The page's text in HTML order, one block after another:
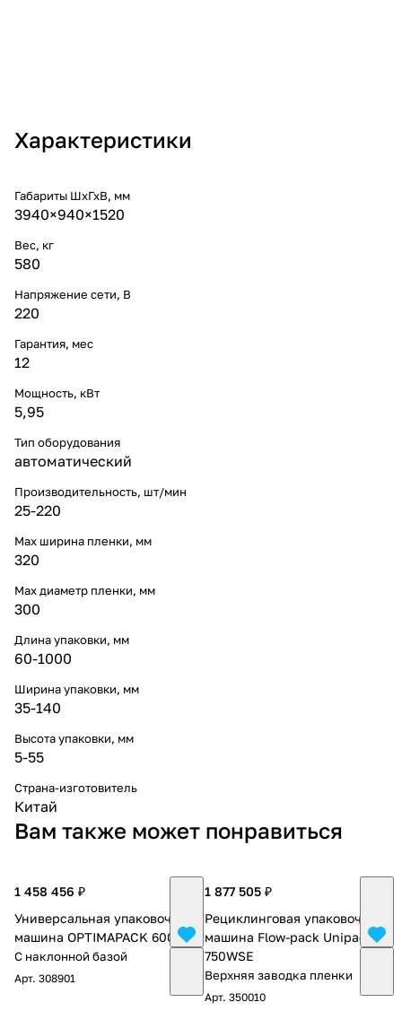
Характеристики
Габариты ШхГхВ, мм
3940×940×1520
Вес, кг
580
Напряжение сети, В
220
Гарантия, мес
12
Мощность, кВт
5,95
Тип оборудования
автоматический
Производительность, шт/мин
25-220
Мах ширина пленки, мм
320
Max диаметр пленки, мм
300
Длина упаковки, мм
60-1000
Ширина упаковки, мм
35-140
Высота упаковки, мм
5-55
Страна-изготовитель
Китай
Вам также может понравиться
1 458 456 ₽
Универсальная упаковочная
машина OPTIMAPACK 600
С наклонной базой
Арт. 308901
1 877 505 ₽
Рециклинговая упаковочная
машина Flow-pack Unipack-
750WSE
Верхняя заводка пленки
Арт. 350010